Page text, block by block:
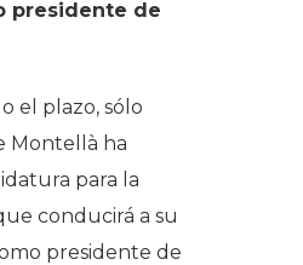
presidente de
el plazo, sólo
Montellà ha
para la
conducirá a su
presidente de